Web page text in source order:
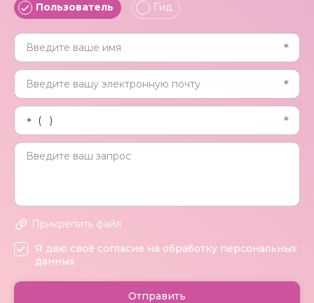
Пользователь Гид
Прикрепить файл
Я даю своё согласие на обработку персональных
данных
Отправить